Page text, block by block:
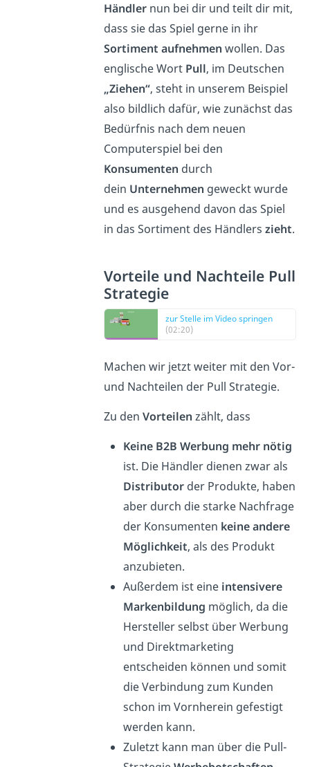
Händlernun bei dir und teilt dir mit,
dass sie das Spiel gerne in ihr
Sortiment aufnehmen wollen. Das
englische Wort Pull, im Deutschen
„Ziehen“, steht in unserem Beispiel
also bildlich dafür, wie zunächst das
Bedürfnis nach dem neuen
Computerspiel bei den
Konsumenten durch
dein Unternehmen geweckt wurde
und es ausgehend davon das Spiel
in das Sortiment des Händlers zieht.
Vorteile und Nachteile Pull
Strategie
zur Stelle im Video springen
(02:20)
Machen wir jetzt weiter mit den Vor-
und Nachteilen der Pull Strategie.
Zu den Vorteilen zählt, dass
Keine B2B Werbung mehr nötig
ist. Die Händler dienen zwar als
Distributorder Produkte, haben
aber durch die starke Nachfrage
der Konsumenten keine andere
Möglichkeit, als des Produkt
anzubieten.
Außerdem ist eine intensivere
Markenbildung möglich, da die
Hersteller selbst über Werbung
und Direktmarketing
entscheiden können und somit
die Verbindung zum Kunden
schon im Vornherein gefestigt
werden kann.
Zuletzt kann man über die Pull-